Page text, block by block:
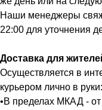
Наши менеджеры
22:00 для уточнения
Доставка для
Осуществляется в
курьером лично в руки:
•В пределах МКАД -